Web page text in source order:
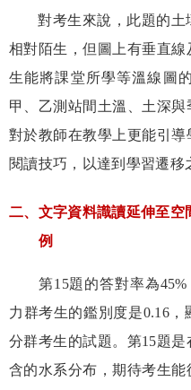
對考生來說，此題的
相對陌生，但圖上有垂直
生能將課堂所學等溫線圖
甲、乙測站間土溫、土深與
對於教師在教學上更能引
閱讀技巧，以達到學習遷移
二、文字資料識讀延伸至
例
第15題的答對率為45%
力群考生的鑑別度是0.16，
分群考生的試題。第15題是
含的水系分布，期待考生